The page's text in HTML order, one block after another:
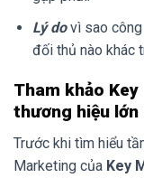
Lý dovì sao công
đối thủ nào khác
Tham khảo
thương hiệu lớn
Trước khi tìm hiểu
Marketing của Key